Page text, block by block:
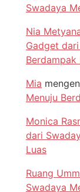
Swadaya
Nia
Gadget
Berdampak
Mia
Menuju
Monica
dari
Luas
Ruang
Swadaya